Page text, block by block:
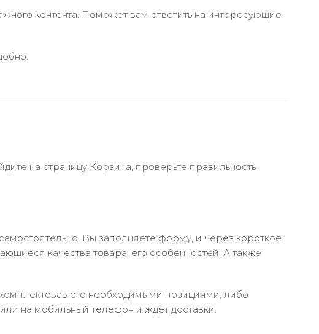
контента. Поможет вам ответить на интересующие
на страницу Корзина, проверьте правильность
Вы заполняете форму, и через короткое
качества товара, его особенностей. А также
его необходимыми позициями, либо
на мобильный телефон и ждёт доставки.